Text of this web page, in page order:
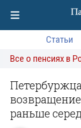
Статьи
Все о пенсиях в
раньше